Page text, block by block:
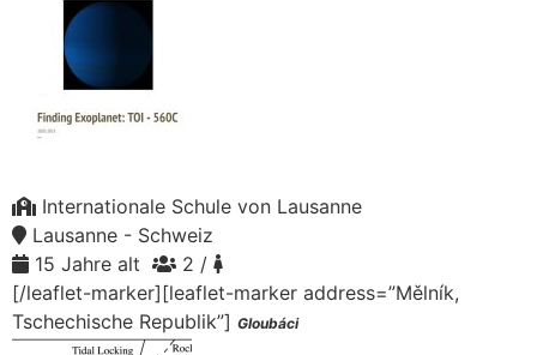
Internationale Schule von Lausanne
Lausanne - Schweiz
15 Jahre alt
2 /
[/leaflet-marker][leaflet-marker address=”Mělník,
Tschechische Republik”] Gloubáci